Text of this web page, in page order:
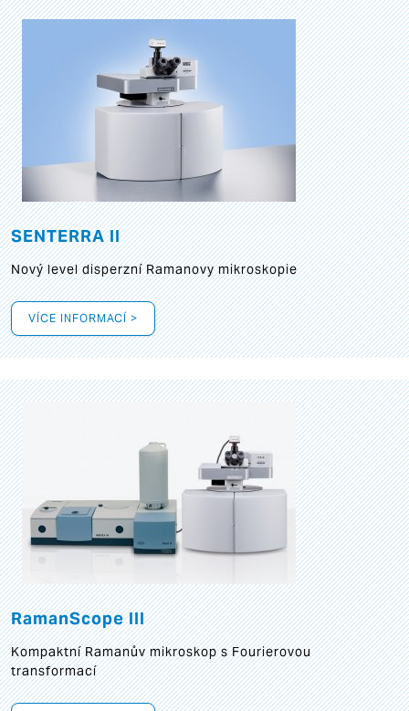
SENTERRA II
Nový level disperzní Ramanovy mikroskopie
VÍCE INFORMACÍ >
RamanScope III
Kompaktní Ramanův mikroskop s Fourierovou
transformací